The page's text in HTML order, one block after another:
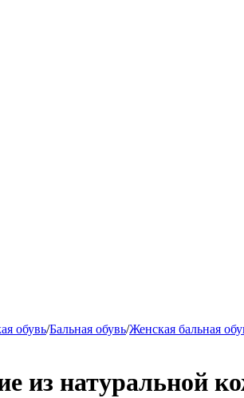
обувь/Бальная обувь/Женская бальная
из натуральной